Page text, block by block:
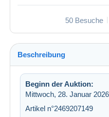
50 Besuche
Beschreibung
Beginn der Auktion:
Mittwoch, 28. Januar
Artikel n°2469207149